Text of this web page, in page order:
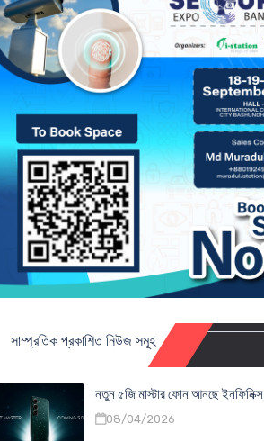
সাম্প্রতিক প্রকাশিত নিউজ সমূহ
নতুন ৫জি মাস্টার ফোন আনছে ইনফিনিক্স
08/04/2026